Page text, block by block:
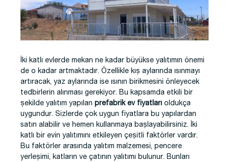
İki katlı evlerde mekan ne kadar büyükse yalıtımın önemi
de o kadar artmaktadır. Özellikle kış aylarında ısınmayı
artıracak, yaz aylarında ise ısının birikmesini önleyecek
tedbirlerin alınması gerekiyor. Bu kapsamda etkili bir
şekilde yalıtım yapılan prefabrik ev fiyatları oldukça
uygundur. Sizlerde çok uygun fiyatlara bu yapılardan
satın alabilir ve hemen kullanmaya başlayabilirsiniz. İki
katlı bir evin yalıtımını etkileyen çeşitli faktörler vardır.
Bu faktörler arasında yalıtım malzemesi, pencere
yerleşimi, katların ve çatının yalıtımı bulunur. Bunları